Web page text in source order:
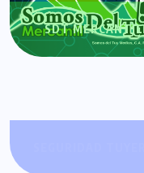
SDT MERCANTIL